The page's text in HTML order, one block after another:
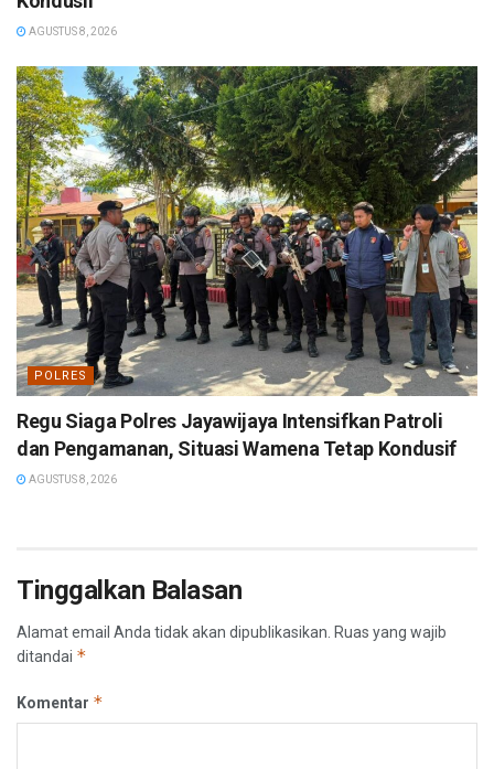
AGUSTUS 8, 2026
POLRES
Regu Siaga Polres Jayawijaya Intensifkan Patroli
dan Pengamanan, Situasi Wamena Tetap Kondusif
AGUSTUS 8, 2026
Tinggalkan Balasan
Alamat email Anda tidak akan dipublikasikan. Ruas yang wajib
ditandai *
Komentar *